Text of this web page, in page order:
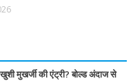
मुखर्जी की एंट्री? बोल्ड अंदाज से